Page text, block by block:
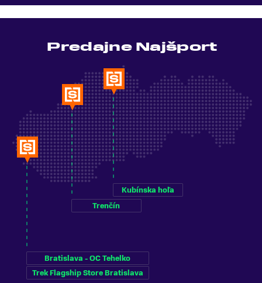
Predajne Najšport
Bratislava - OC Tehelko
Trek Flagship Store Bratislava
Trenčín
Kubínska hoľa